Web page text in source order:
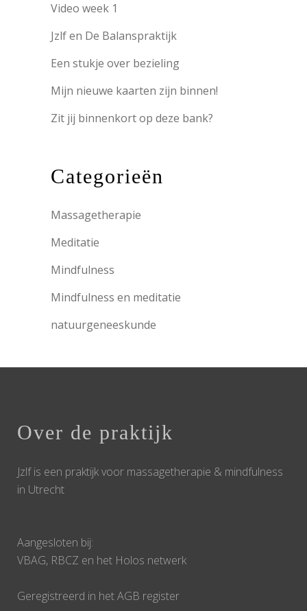
Video week 1
Jzlf en De Balanspraktijk
Een stukje over bezieling
Mijn nieuwe kaarten zijn binnen!
Zit jij binnenkort op deze bank?
Categorieën
Massagetherapie
Meditatie
Mindfulness
Mindfulness en meditatie
natuurgeneeskunde
Over de praktijk
Jzlf is een praktijk voor massagetherapie & mindfulness
in Utrecht
Aangesloten bij:
VBAG, RBCZ en het Holos netwerk
Geregistreerd in het AGB register